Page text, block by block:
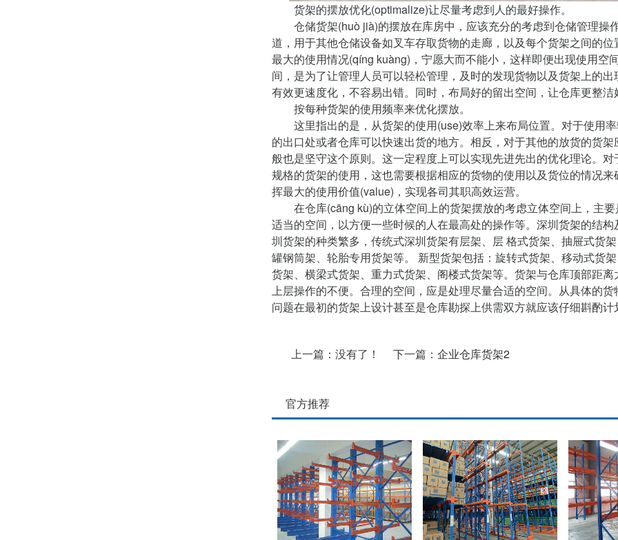
货架的摆放优化(optimalize)让尽量考虑到人的最好操作。
仓储货架(huò jià)的摆放在库房中，应该充分的考虑到仓储管理操
道，用于其他仓储设备如叉车存取货物的走廊，以及每个货架之间的
最大的使用情况(qíng kuàng)，宁愿大而不能小，这样即便出现使用空
间，是为了让管理人员可以轻松管理，及时的发现货物以及货架上的
有效更速度化，不容易出错。同时，布局好的留出空间，让仓库更整
按每种货架的使用频率来优化摆放。
这里指出的是，从货架的使用(use)效率上来布局位置。对于使用
的出口处或者仓库可以快速出货的地方。相反，对于其他的放货的货
般也是坚守这个原则。这一定程度上可以实现先进先出的优化理论。
规格的货架的使用，这也需要根据相应的货物的使用以及货位的情况
挥最大的使用价值(value)，实现各司其职高效运营。
在仓库(cāng kù)的立体空间上的货架摆放的考虑立体空间上，主要
适当的空间，以方便一些时候的人在最高处的操作等。深圳货架的结
圳货架的种类繁多，传统式深圳货架有层架、层 格式货架、抽屉式货
罐钢筒架、轮胎专用货架等。 新型货架包括：旋转式货架、移动式货
货架、横梁式货架、重力式货架、阁楼式货架等。货架与仓库顶部距
上层操作的不便。合理的空间，应是处理尽量合适的空间。从具体的
问题在最初的货架上设计甚至是仓库勘探上供需双方就应该仔细斟酌计
上一篇：没有了！ 下一篇： 企业仓库货架2
官方推荐